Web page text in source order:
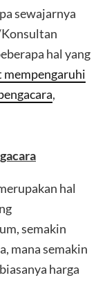
sewajarnya
hal yang
,
hal
semakin
mana semakin
harga